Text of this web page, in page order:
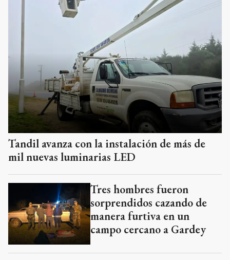
Tandil avanza con la instalación de más de
mil nuevas luminarias LED
Tres hombres fueron
sorprendidos cazando de
manera furtiva en un
campo cercano a Gardey